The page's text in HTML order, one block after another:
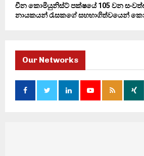
චීන කොමියුනිස්ට් පක්ෂයේ 105 වන
නායකයන් රැසකගේ සහභාගිත්වයෙන්
Our Networks